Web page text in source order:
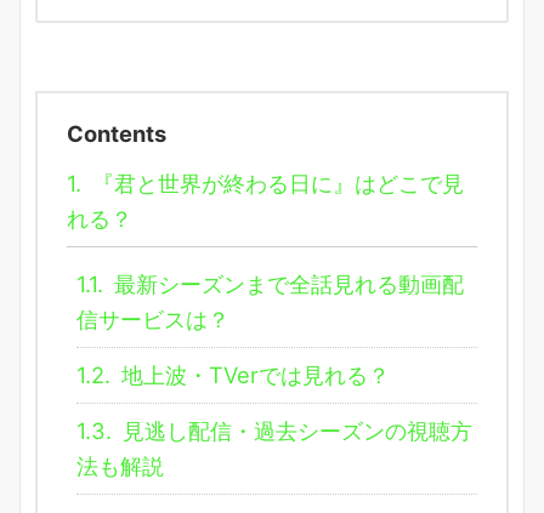
Contents
1.
『君と世界が終わる日に』はどこで見
れる？
1.1. 最新シーズンまで全話見れる動画配
信サービスは？
1.2. 地上波・TVerでは見れる？
1.3. 見逃し配信・過去シーズンの視聴方
法も解説